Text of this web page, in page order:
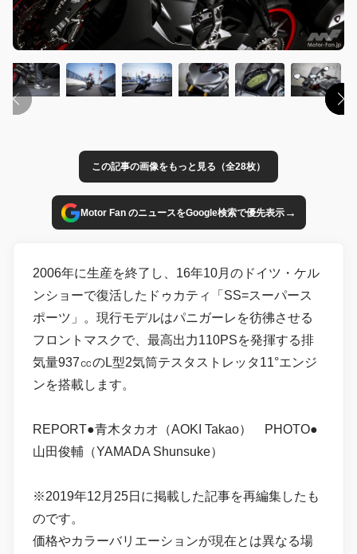
この記事の画像をもっと見る（全28枚）
Motor Fan のニュースをGoogle検索で優先表示→
2006年に生産を終了し、16年10月のドイツ・ケル
ンショーで復活したドゥカティ「SS=スーパース
ポーツ」。現行モデルはパニガーレを彷彿させる
フロントマスクで、最高出力110PSを発揮する排
気量937㏄のL型2気筒テスタストレッタ11°エンジ
ンを搭載します。
REPORT●青木タカオ（AOKI Takao） PHOTO●
山田俊輔（YAMADA Shunsuke）
※2019年12月25日に掲載した記事を再編集したも
のです。
価格やカラーバリエーションが現在とは異なる場